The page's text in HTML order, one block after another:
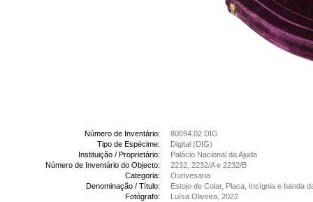
Número de Inventário:
80094.02 DIG
Tipo de Espécime:
Digital (DIG)
Instituição / Proprietário:
Palácio Nacional da Ajuda
Número de Inventário do Objecto:
2232, 2232/A e 2232/B
Categoria:
Ourivesaria
Denominação / Título:
Estojo de Colar, Placa, Insígnia e banda
Fotógrafo:
Luísa Oliveira, 2022